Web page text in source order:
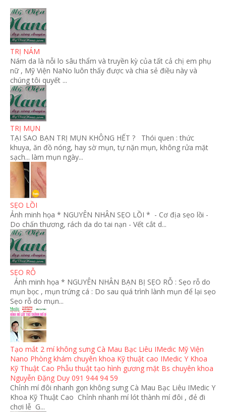
TRỊ NÁM
Nám da là nỗi lo sâu thẩm và truyền kỳ của tất cả chị em phụ
nữ , Mỹ Viện NaNo luôn thấy được và chia sẻ điều này và
chúng tôi quyết ...
TRỊ MỤN
TẠI SAO BẠN TRỊ MỤN KHÔNG HẾT ? Thói quen : thức
khuya, ăn đồ nóng, hay sờ mụn, tự nặn mụn, không rửa mặt
sạch... làm mụn ngày...
SẸO LỒI
Ảnh minh họa * NGUYÊN NHÂN SẸO LỒI * - Cơ địa sẹo lồi -
Do chấn thương, rách da do tai nạn - Vết cắt d...
SẸO RỖ
Ảnh minh họa * NGUYÊN NHÂN BẠN BỊ SẸO RỖ : Sẹo rỗ do
mụn bọc , mụn trứng cá : Do sau quá trình lành mụn để lại sẹo
Sẹo rỗ do mụn...
Tạo mắt 2 mí không sưng Cà Mau Bạc Liêu IMedic Mỹ Viện
Nano Phòng khám chuyên khoa Kỹ thuật cao IMedic Y Khoa
Kỹ Thuật Cao Phẫu thuật tạo hình gương mặt Bs chuyên khoa
Nguyễn Đặng Duy 091 944 94 59
Chỉnh mí đôi nhanh gọn không sưng Cà Mau Bạc Liêu IMedic Y
Khoa Kỹ Thuật Cao Chỉnh nhanh mí lót thành mí đôi , đẻ đi
chơi lễ G...